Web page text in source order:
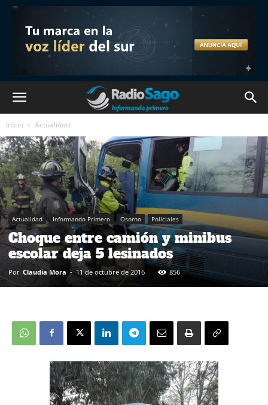
Inicio Actualidad
Actualidad Informando Primero Osorno Policiales
Choque entre camión y minibus
escolar deja 5 lesinados
Por Claudia Mora - 11 de octubre de 2016 856